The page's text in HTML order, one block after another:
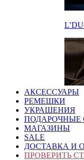
АКСЕССУАРЫ
РЕМЕШКИ
УКРАШЕНИЯ
ПОДАРОЧНЫЕ
МАГАЗИНЫ
SALE
ДОСТАВКА И
ПРОВЕРИТЬ